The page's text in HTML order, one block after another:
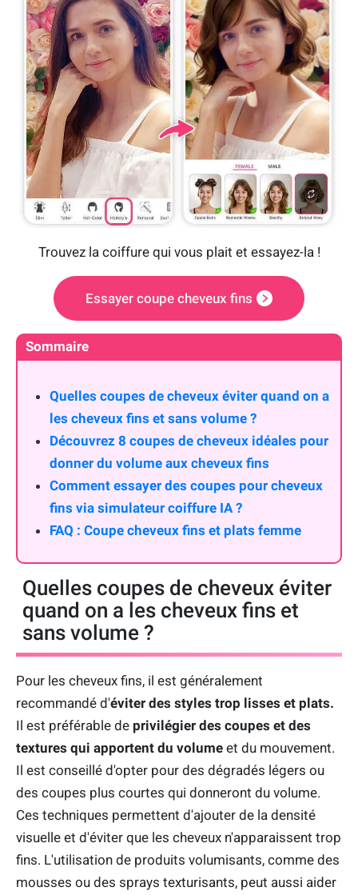
Trouvez la coiffure qui vous plait et essayez-la !
Essayer coupe cheveux fins
Sommaire
Quelles coupes de cheveux éviter quand on a
les cheveux fins et sans volume ?
Découvrez 8 coupes de cheveux idéales pour
donner du volume aux cheveux fins
Comment essayer des coupes pour cheveux
fins via simulateur coiffure IA ?
FAQ : Coupe cheveux fins et plats femme
Quelles coupes de cheveux éviter
quand on a les cheveux fins et
sans volume ?
Pour les cheveux fins, il est généralement
recommandé d'éviter des styles trop lisses et plats.
Il est préférable de privilégier des coupes et des
textures qui apportent du volume et du mouvement.
Il est conseillé d'opter pour des dégradés légers ou
des coupes plus courtes qui donneront du volume.
Ces techniques permettent d'ajouter de la densité
visuelle et d'éviter que les cheveux n'apparaissent trop
fins. L'utilisation de produits volumisants, comme des
mousses ou des sprays texturisants, peut aussi aider